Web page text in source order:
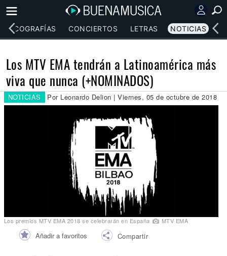
DISCOGRAFÍAS CONCIERTOS LETRAS NOTICIAS
Los MTV EMA tendrán a Latinoamérica más
viva que nunca (+NOMINADOS)
NOTICIAS Por Leonardo Delion | Viernes, 05 de octubre de 2018
Los premios MTV EMA 2018 se celebrarán en España MTV EMA
Añadir a favoritos Compartir